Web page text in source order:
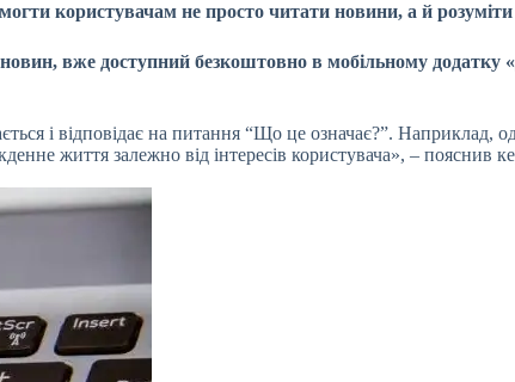
користувачам не просто читати новини, а й розуміти
вже доступний безкоштовно в мобільному додатку
і відповідає на питання “Що це означає?”.
життя залежно від інтересів користувача», –